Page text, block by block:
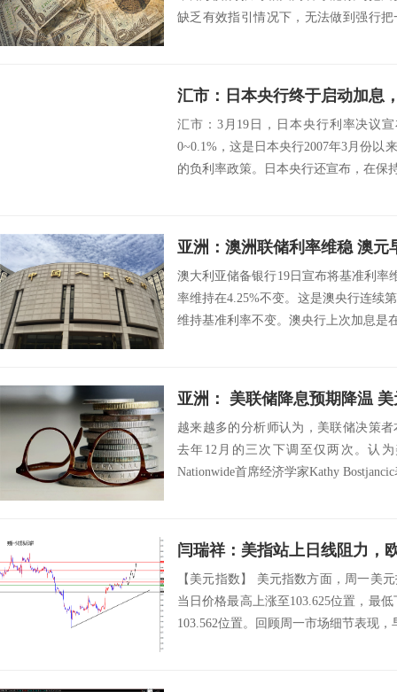
缺乏有效指引情况下，无法做到强行
汇市：日本央行终于启动加息
汇市：3月19日，日本央行利率决议
0~0.1%，这是日本央行2007年3月份以
的负利率政策。日本央行还宣布，在保
亚洲：澳洲联储利率维稳 澳元
澳大利亚储备银行19日宣布将基准利率
率维持在4.25%不变。这是澳央行连续
维持基准利率不变。澳央行上次加息是
亚洲： 美联储降息预期降温
越来越多的分析师认为，美联储决策
去年12月的三次下调至仅两次。认
Nationwide首席经济学家Kathy
闫瑞祥：美指站上日线阻力，
【美元指数】 美元指数方面，周一美
当日价格最高上涨至103.625位置，最
103.562位置。回顾周一市场细节表现